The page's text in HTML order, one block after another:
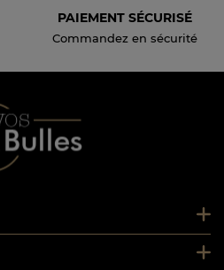
PAIEMENT SÉCURISÉ
Commandez en sécurité